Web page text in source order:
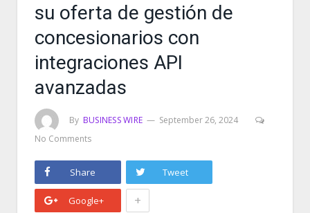
su oferta de gestión de
concesionarios con
integraciones API
avanzadas
By BUSINESS WIRE
September 26, 2024
No Comments
Share Tweet
Google+ +